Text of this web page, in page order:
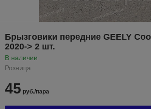
Брызговики передние GEELY
2020-> 2 шт.
В наличии
Розница
45 руб./пара